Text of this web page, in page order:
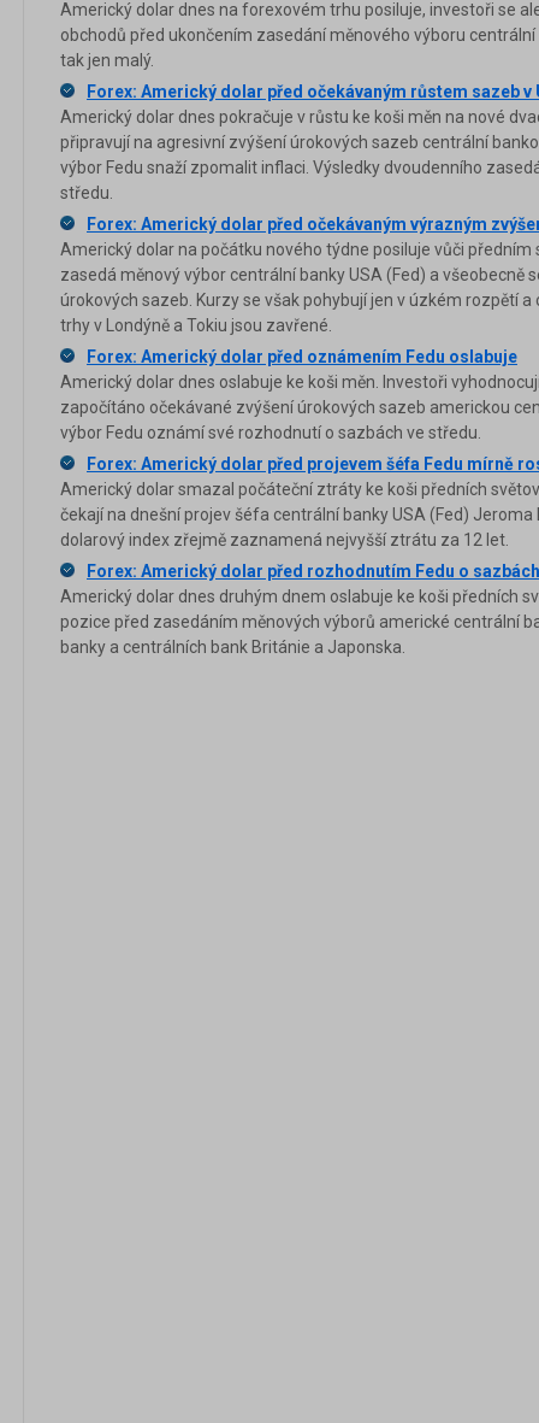
Americký dolar dnes na forexovém trhu posiluje, investoři se
obchodů před ukončením zasedání měnového výboru centrální
tak jen malý.
Forex: Americký dolar před očekávaným růstem sazeb v
Americký dolar dnes pokračuje v růstu ke koši měn na nové
připravují na agresivní zvýšení úrokových sazeb centrální
výbor Fedu snaží zpomalit inflaci. Výsledky dvoudenního
středu.
Forex: Americký dolar před očekávaným výrazným
Americký dolar na počátku nového týdne posiluje vůči
zasedá měnový výbor centrální banky USA (Fed) a všeobecně
úrokových sazeb. Kurzy se však pohybují jen v úzkém rozpětí
trhy v Londýně a Tokiu jsou zavřené.
Forex: Americký dolar před oznámením Fedu oslabuje
Americký dolar dnes oslabuje ke koši měn. Investoři
započítáno očekávané zvýšení úrokových sazeb americkou
výbor Fedu oznámí své rozhodnutí o sazbách ve středu.
Forex: Americký dolar před projevem šéfa Fedu mírně
Americký dolar smazal počáteční ztráty ke koši předních
čekají na dnešní projev šéfa centrální banky USA (Fed) Jeroma
dolarový index zřejmě zaznamená nejvyšší ztrátu za 12 let.
Forex: Americký dolar před rozhodnutím Fedu o
Americký dolar dnes druhým dnem oslabuje ke koši předních
pozice před zasedáním měnových výborů americké centrální
banky a centrálních bank Británie a Japonska.